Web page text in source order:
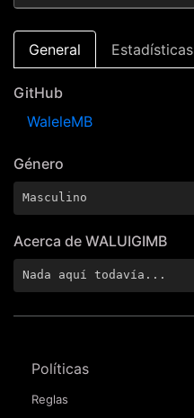
General Estadísticas
GitHub
WaleleMB
Género
Masculino
Acerca de WALUIGIMB
Nada aquí todavía...
Políticas
Reglas